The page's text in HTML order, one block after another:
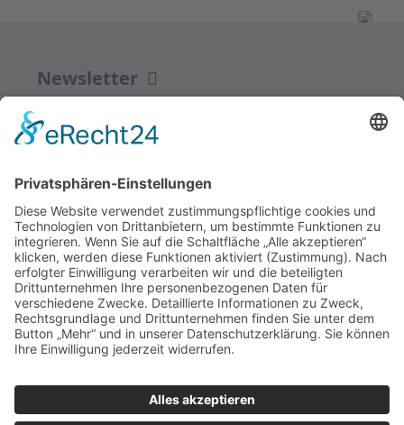
Newsletter
ZUR ANMELDUNG
Redaktion bbkult.net
Centrum Bavaria Bohemia (CeBB)
Dr. Veronika Hofinger
Freyung 1, 92539 Schönsee
Tel.:+49 (0)9674 / 92 48 78
veronika.hofinger@cebb.de